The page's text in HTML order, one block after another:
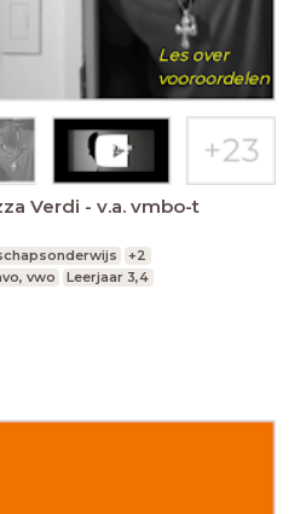
Verdi - v.a. vmbo-t
+2
vwo Leerjaar 3,4